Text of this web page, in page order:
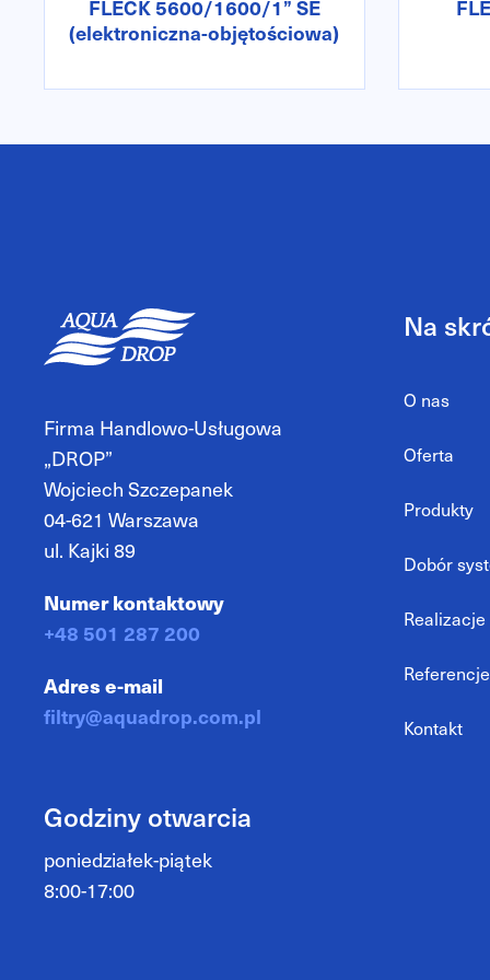
FLECK 5600/1600/1” SE
(elektroniczna-objętościowa)
Firma Handlowo-Usługowa
„DROP”
Wojciech Szczepanek
04-621 Warszawa
ul. Kajki 89
Numer kontaktowy
+48 501 287 200
Adres e-mail
filtry@aquadrop.com.pl
Godziny otwarcia
poniedziałek-piątek
8:00-17:00
Na
O nas
Oferta
Produkty
Dobór
Realizacje
Referencje
Kontakt